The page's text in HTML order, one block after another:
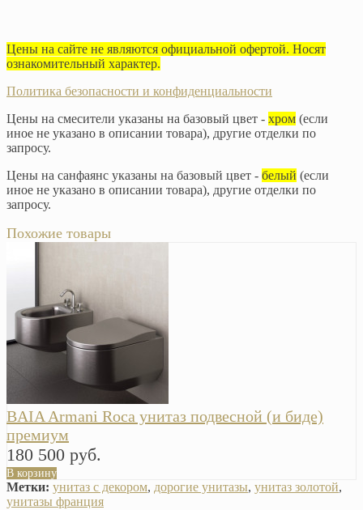
Цены на сайте не являются официальной офертой. Носят
ознакомительный характер.
Политика безопасности и конфиденциальности
Цены на смесители указаны на базовый цвет - хром (если
иное не указано в описании товара), другие отделки по
запросу.
Цены на санфаянс указаны на базовый цвет - белый (если
иное не указано в описании товара), другие отделки по
запросу.
Похожие товары
BAIA Armani Roca унитаз подвесной (и биде)
премиум
180 500 руб.
В корзину
Метки: унитаз с декором, дорогие унитазы, унитаз золотой,
унитазы франция